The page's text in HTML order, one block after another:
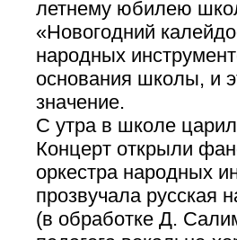
летнему юбилею
«Новогодний
народных
основания школы, и
значение.
С утра в школе
Концерт открыли
оркестра народных
прозвучала русская
(в обработке Д.